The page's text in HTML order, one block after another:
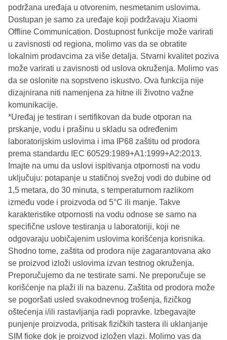
podržana uređaja u otvorenim, nesmetanim uslovima.
Dostupan je samo za uređaje koji podržavaju Xiaomi
Offline Communication. Dostupnost funkcije može varirati
u zavisnosti od regiona, molimo vas da se obratite
lokalnim prodavcima za više detalja. Stvarni kvalitet poziva
može varirati u zavisnosti od uslova okruženja. Molimo vas
da se oslonite na sopstveno iskustvo. Ova funkcija nije
dizajnirana niti namenjena za hitne ili životno važne
komunikacije.
*Uređaj je testiran i sertifikovan da bude otporan na
prskanje, vodu i prašinu u skladu sa određenim
laboratorijskim uslovima i ima IP68 zaštitu od prodora
prema standardu IEC 60529:1989+A1:1999+A2:2013.
Imajte na umu da uslovi ispitivanja otpornosti na vodu
uključuju: potapanje u statičnoj svežoj vodi do dubine od
1,5 metara, do 30 minuta, s temperaturnom razlikom
između vode i proizvoda od 5°C ili manje. Takve
karakteristike otpornosti na vodu odnose se samo na
specifične uslove testiranja u laboratoriji, koji ne
odgovaraju uobičajenim uslovima korišćenja korisnika.
Shodno tome, zaštita od prodora nije zagarantovana ako
se proizvod izloži uslovima izvan testnog okruženja.
Preporučujemo da ne testirate sami. Ne preporučuje se
korišćenje na plaži ili na bazenu. Zaštita od prodora može
se pogoršati usled svakodnevnog trošenja, fizičkog
oštećenja i/ili rastavljanja radi popravke. Izbegavajte
punjenje proizvoda, pritisak fizičkih tastera ili uklanjanje
SIM fioke dok je proizvod izložen vlazi. Molimo vas da